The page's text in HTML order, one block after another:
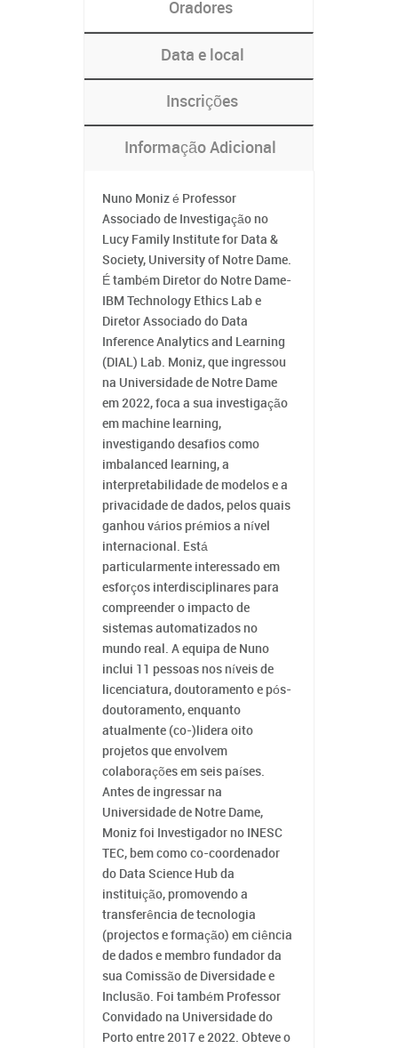
Oradores
Data e local
Inscrições
Informação Adicional
Nuno Moniz é Professor
Associado de Investigação no
Lucy Family Institute for Data &
Society, University of Notre Dame.
É também Diretor do Notre Dame-
IBM Technology Ethics Lab e
Diretor Associado do Data
Inference Analytics and Learning
(DIAL) Lab. Moniz, que ingressou
na Universidade de Notre Dame
em 2022, foca a sua investigação
em machine learning,
investigando desafios como
imbalanced learning, a
interpretabilidade de modelos e a
privacidade de dados, pelos quais
ganhou vários prémios a nível
internacional. Está
particularmente interessado em
esforços interdisciplinares para
compreender o impacto de
sistemas automatizados no
mundo real. A equipa de Nuno
inclui 11 pessoas nos níveis de
licenciatura, doutoramento e pós-
doutoramento, enquanto
atualmente (co-)lidera oito
projetos que envolvem
colaborações em seis países.
Antes de ingressar na
Universidade de Notre Dame,
Moniz foi Investigador no INESC
TEC, bem como co-coordenador
do Data Science Hub da
instituição, promovendo a
transferência de tecnologia
(projectos e formação) em ciência
de dados e membro fundador da
sua Comissão de Diversidade e
Inclusão. Foi também Professor
Convidado na Universidade do
Porto entre 2017 e 2022. Obteve o